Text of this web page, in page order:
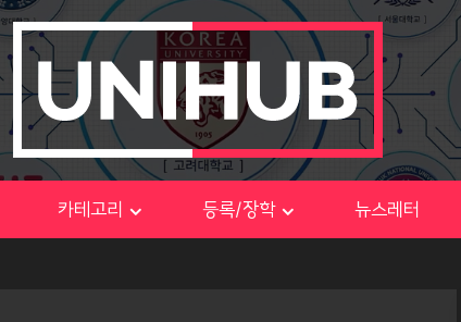
카테고리 등록/장학 뉴스레터